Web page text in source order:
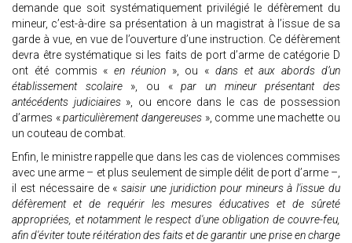
demande que soit systématiquement privilégié le défèrement du
mineur, c’est-à-dire sa présentation à un magistrat à l’issue de sa
garde à vue, en vue de l’ouverture d’une instruction. Ce défèrement
devra être systématique si les faits de port d’arme de catégorie D
ont été commis « en réunion», ou « dans et aux abords d’un
établissement scolaire », ou «par un mineur présentant des
antécédents judiciaires », ou encore dans le cas de possession
d’armes «particulièrement dangereuses», comme une machette ou
un couteau de combat.
Enfin, le ministre rappelle que dans les cas de violences commises
avec une arme – et plus seulement de simple délit de port d’arme –,
il est nécessaire de « saisir une juridiction pour mineurs à l'issue du
défèrement et de requérir les mesures éducatives et de sûreté
appropriées, et notamment le respect d'une obligation de couvre-feu,
afin d'éviter toute réitération des faits et de garantir une prise en charge